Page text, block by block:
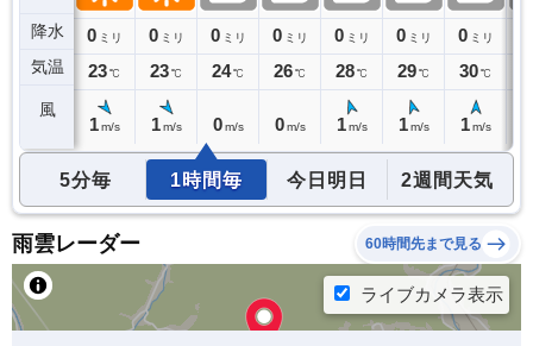
降水
気温
風
0ミリ
24℃
0 ミリ
23℃
1 m/s
0 ミリ
23℃
1 m/s
0 ミリ
24℃
0 m/s
0 ミリ
26℃
0 m/s
0 ミリ
28℃
1 m/s
0 ミリ
29℃
1 m/s
0 ミリ
30℃
1 m/s
5分毎 1時間毎 今日明日 2週間天気
雨雲レーダー 60時間先まで見る